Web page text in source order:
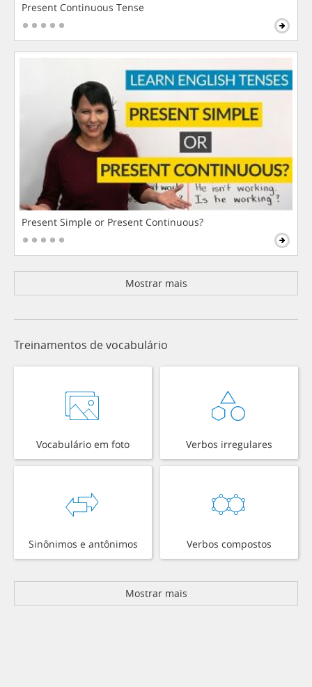
Present Continuous Tense
Present Simple or Present Continuous?
Mostrar mais
Treinamentos de vocabulário
Vocabulário em foto Verbos irregulares
Sinônimos e antônimos Verbos compostos
Mostrar mais